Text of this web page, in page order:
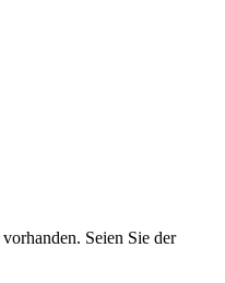
Seien Sie der